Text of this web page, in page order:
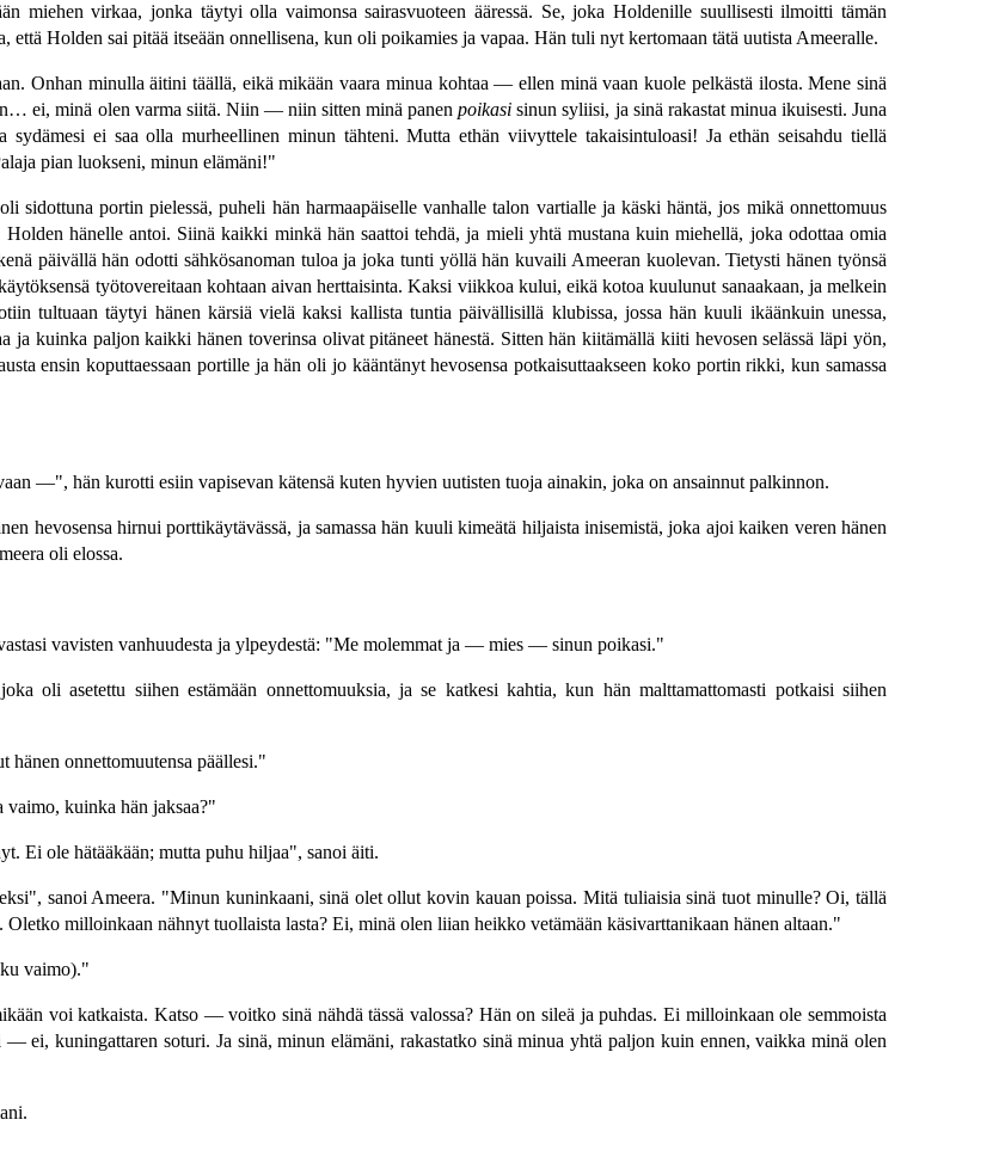
miehen virkaa, jonka täytyi olla vaimonsa sairasvuoteen ääressä. Se, joka Holdenille suullisesti ilmoitti tämän
että Holden sai pitää itseään onnellisena, kun oli poikamies ja vapaa. Hän tuli nyt kertomaan tätä uutista Ameeralle.
Onhan minulla äitini täällä, eikä mikään vaara minua kohtaa — ellen minä vaan kuole pelkästä ilosta. Mene sinä
ei, minä olen varma siitä. Niin — niin sitten minä panenpoikasi sinun syliisi, ja sinä rakastat minua ikuisesti. Juna
ei saa olla murheellinen minun tähteni. Mutta ethän viivyttele takaisintuloasi! Ja ethän seisahdu tiellä
pian luokseni, minun elämäni!"
portin pielessä, puheli hän harmaapäiselle vanhalle talon vartialle ja käski häntä, jos mikä onnettomuus
hänelle antoi. Siinä kaikki minkä hän saattoi tehdä, ja mieli yhtä mustana kuin miehellä, joka odottaa omia
päivällä hän odotti sähkösanoman tuloa ja joka tunti yöllä hän kuvaili Ameeran kuolevan. Tietysti hänen työnsä
työtovereitaan kohtaan aivan herttaisinta. Kaksi viikkoa kului, eikä kotoa kuulunut sanaakaan, ja melkein
tultuaan täytyi hänen kärsiä vielä kaksi kallista tuntia päivällisillä klubissa, jossa hän kuuli ikäänkuin unessa,
ja kuinka paljon kaikki hänen toverinsa olivat pitäneet hänestä. Sitten hän kiitämällä kiiti hevosen selässä läpi yön,
ensin koputtaessaan portille ja hän oli jo kääntänyt hevosensa potkaisuttaakseen koko portin rikki, kun samassa
—", hän kurotti esiin vapisevan kätensä kuten hyvien uutisten tuoja ainakin, joka on ansainnut palkinnon.
hevosensa hirnui porttikäytävässä, ja samassa hän kuuli kimeätä hiljaista inisemistä, joka ajoi kaiken veren hänen
oli elossa.
vavisten vanhuudesta ja ylpeydestä: "Me molemmat ja — mies — sinun poikasi."
oli asetettu siihen estämään onnettomuuksia, ja se katkesi kahtia, kun hän malttamattomasti potkaisi siihen
hänen onnettomuutensa päällesi."
vaimo, kuinka hän jaksaa?"
Ei ole hätääkään; mutta puhu hiljaa", sanoi äiti.
sanoi Ameera. "Minun kuninkaani, sinä olet ollut kovin kauan poissa. Mitä tuliaisia sinä tuot minulle? Oi, tällä
milloinkaan nähnyt tuollaista lasta? Ei, minä olen liian heikko vetämään käsivarttanikaan hänen altaan."
vaimo)."
voi katkaista. Katso — voitko sinä nähdä tässä valossa? Hän on sileä ja puhdas. Ei milloinkaan ole semmoista
ei, kuningattaren soturi. Ja sinä, minun elämäni, rakastatko sinä minua yhtä paljon kuin ennen, vaikka minä olen